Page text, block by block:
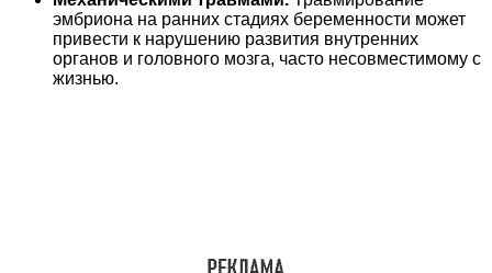
эмбриона на ранних стадиях беременности может
привести к нарушению развития внутренних
органов и головного мозга, часто несовместимому с
жизнью.